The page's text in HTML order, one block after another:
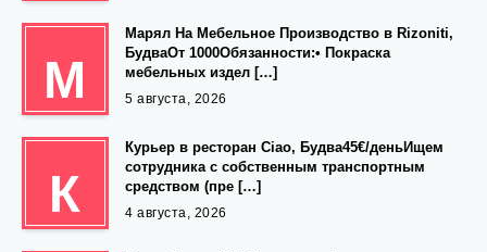
М
Марял На Мебельное Производство в Rizoniti,
БудваОт 1000Обязанности:• Покраска
мебельных издел […]
5 августа, 2026
К
Курьер в ресторан Ciao, Будва45€/деньИщем
сотрудника с собственным транспортным
средством (пре […]
4 августа, 2026